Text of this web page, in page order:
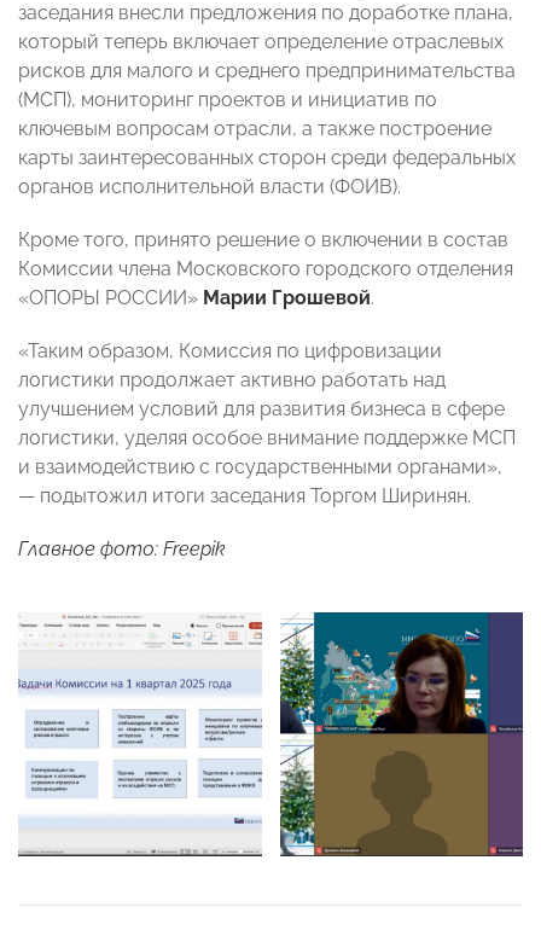
заседания внесли предложения по доработке плана,
который теперь включает определение отраслевых
рисков для малого и среднего предпринимательства
(МСП), мониторинг проектов и инициатив по
ключевым вопросам отрасли, а также построение
карты заинтересованных сторон среди федеральных
органов исполнительной власти (ФОИВ).
Кроме того, принято решение о включении в состав
Комиссии члена Московского городского отделения
«ОПОРЫ РОССИИ» Марии Грошевой.
«Таким образом, Комиссия по цифровизации
логистики продолжает активно работать над
улучшением условий для развития бизнеса в сфере
логистики, уделяя особое внимание поддержке МСП
и взаимодействию с государственными органами»,
— подытожил итоги заседания Торгом Ширинян.
Главное фото: Freepik